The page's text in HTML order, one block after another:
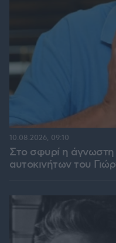
Στο σφυρί η
αυτοκινήτων του
10.08.2026, 09:10